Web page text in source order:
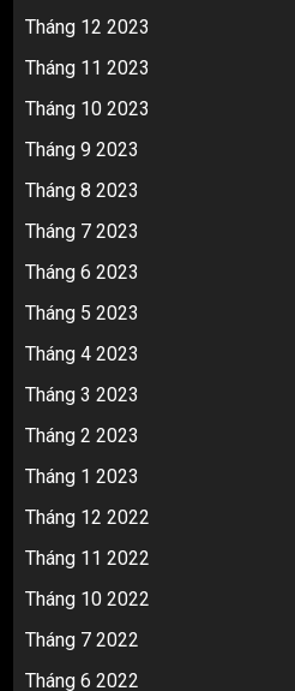
Tháng 12 2023
Tháng 11 2023
Tháng 10 2023
Tháng 9 2023
Tháng 8 2023
Tháng 7 2023
Tháng 6 2023
Tháng 5 2023
Tháng 4 2023
Tháng 3 2023
Tháng 2 2023
Tháng 1 2023
Tháng 12 2022
Tháng 11 2022
Tháng 10 2022
Tháng 7 2022
Tháng 6 2022